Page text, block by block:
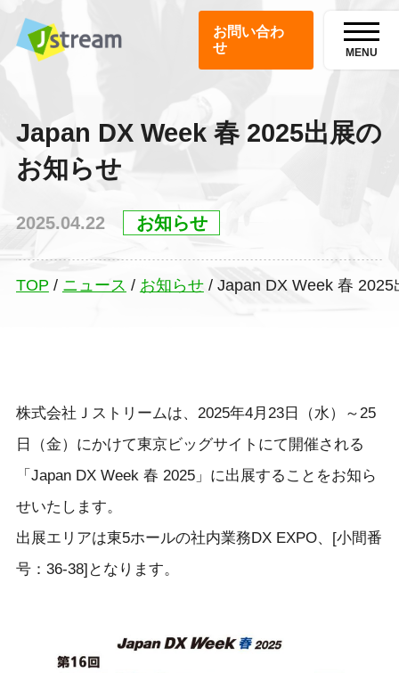
お問い合わ
せ
MENU
Japan DX Week 春 2025出展の
お知らせ
2025.04.22 お知らせ
TOP / ニュース / お知らせ/ Japan DX Week 春
株式会社Ｊストリームは、2025年4月23日（水）～25
日（金）にかけて東京ビッグサイトにて開催される
「Japan DX Week 春 2025」に出展することをお知ら
せいたします。
出展エリアは東5ホールの社内業務DX EXPO、[小間番
号：36-38]となります。